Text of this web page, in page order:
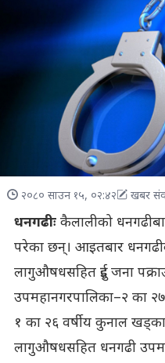
२०८० साउन १५, ०२:४२ खबर
धनगढीःकैलालीको
परेका छन्। आइतबार
लागुऔषधसहित दुई जना
उपमहानगरपालिका–२ का
१ का २६ वर्षीय कुनाल
लागुऔषधसहित धनगढी